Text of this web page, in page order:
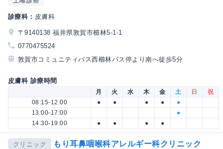
診療科： 皮膚科
〒9140138 福井県敦賀市櫛林5-1-1
0770475524
敦賀市コミュニティバス西櫛林バス停より南へ徒歩5分
皮膚科 診療時間
月 火 水 木 金 土 日
祝
08:15-12:00
● ● ● ●
●
13:00-17:00
●
14:30-19:00
● ● ● ●
クリニック もり耳鼻咽喉科アレルギー科クリニック